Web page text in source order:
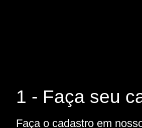
1 - Faça seu
Faça o cadastro em